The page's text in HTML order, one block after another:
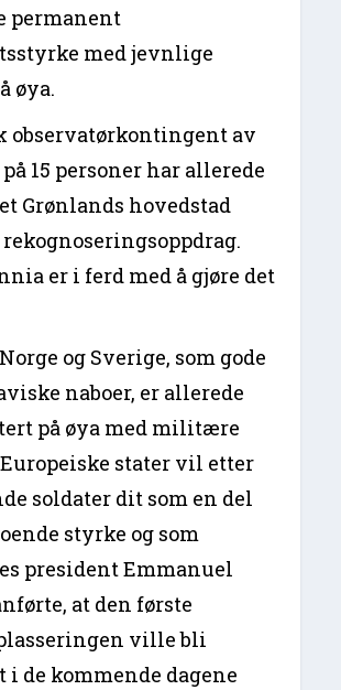
permanent
med jevnlige
øya.
observatørkontingent av
15 personer har allerede
Grønlands hovedstad
er i ferd med å gjøre det
og Sverige, som gode
naboer, er allerede
på øya med militære
stater vil etter
soldater dit som en del
styrke og som
president Emmanuel
at den første
ville bli
i de kommende dagene